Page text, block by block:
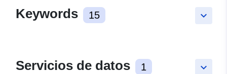
keyboard_arrow_down
Keywords 15
keyboard_arrow_down
Servicios de datos 1